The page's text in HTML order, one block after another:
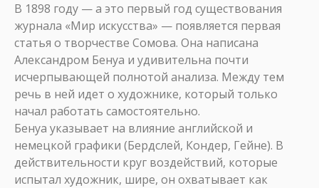
В 1898 году — а это первый год существования
журнала «Мир искусства» — появляется первая
статья о творчестве Сомова. Она написана
Александром Бенуа и удивительна почти
исчерпывающей полнотой анализа. Между тем
речь в ней идет о художнике, который только
начал работать самостоятельно.
Бенуа указывает на влияние английской и
немецкой графики (Бердслей, Кондер, Гейне). В
действительности круг воздействий, которые
испытал художник, шире, он охватывает как